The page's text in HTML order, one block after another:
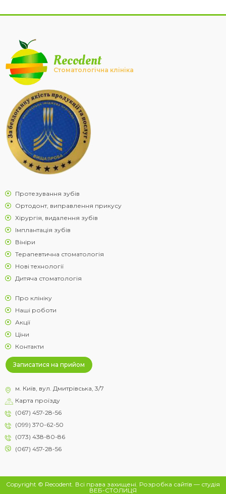
Recodent
Стоматологічна клініка
Протезування зубів
Ортодонт, виправлення прикусу
Хірургія, видалення зубів
Імплантація зубів
Вініри
Терапевтична стоматологія
Нові технології
Дитяча стоматологія
Про клініку
Наші роботи
Акції
Ціни
Контакти
Записатися на прийом
м. Київ, вул. Дмитрівська, 3/7
Карта проїзду
(067) 457-28-56
(099) 370-62-50
(073) 438-80-86
(067) 457-28-56
Copyright © Recodent. Всі права захищені. Розробка сайтів — студія
ВЕБ-СТОЛИЦЯ